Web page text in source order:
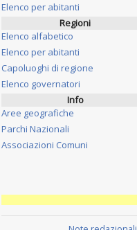
Elenco per abitanti
Regioni
Elenco alfabetico
Elenco per abitanti
Capoluoghi di regione
Elenco governatori
Info
Aree geografiche
Parchi Nazionali
Associazioni Comuni